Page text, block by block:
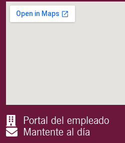
Portal del empleado
Mantente al día